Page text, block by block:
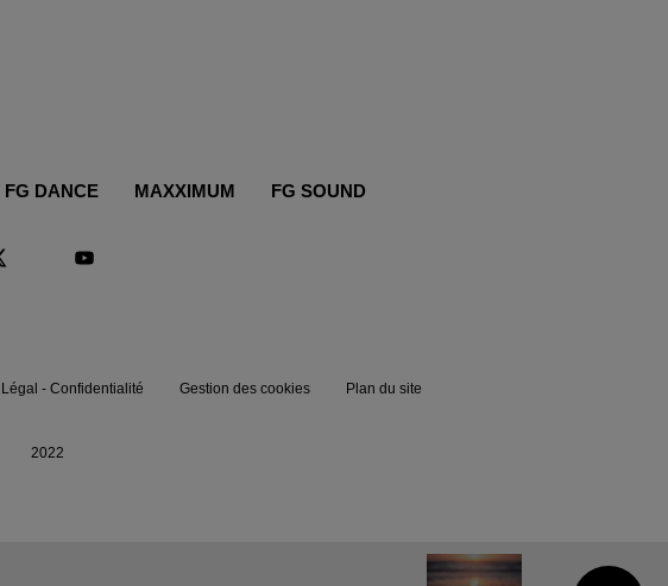
FG DANCE MAXXIMUM FG SOUND
Légal - Confidentialité Gestion des cookies Plan du site
2022